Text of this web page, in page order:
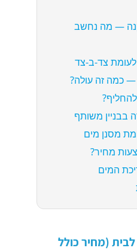
— מה נחשב
לעומת צד-ב-צד
כמה זה עולה?
בבניין משותף
מסנן מים
מחיר?
המים
(מחיר כולל